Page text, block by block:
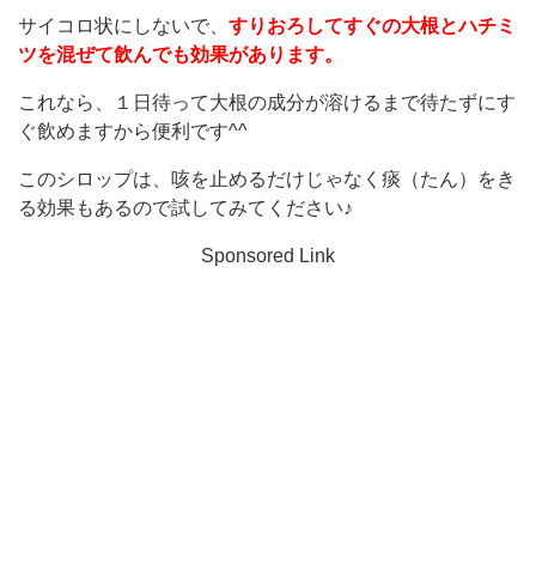
サイコロ状にしないで、 すりおろしてすぐの大根とハチミ
ツを混ぜて飲んでも効果があります。
これなら、１日待って大根の成分が溶けるまで待たずにす
ぐ飲めますから便利です^^
このシロップは、咳を止めるだけじゃなく痰（たん）をき
る効果もあるので試してみてください♪
Sponsored Link